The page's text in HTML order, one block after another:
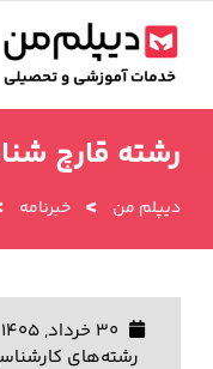
محتوا
رشته قارچ
دیپلم من > خبرنامه
رشته‌های